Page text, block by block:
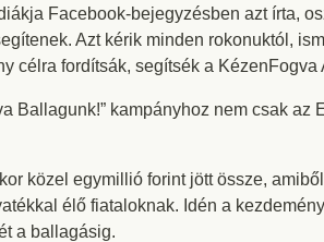
Facebook-bejegyzésben azt írta,
Azt kérik minden rokonuktól,
célra fordítsák, segítsék a
Ballagunk!” kampányhoz nem csak az
közel egymillió forint jött össze,
élő fiataloknak. Idén a
a ballagásig.